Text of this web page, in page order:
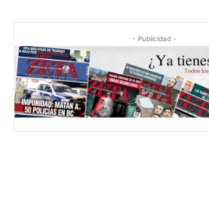
- Publicidad -